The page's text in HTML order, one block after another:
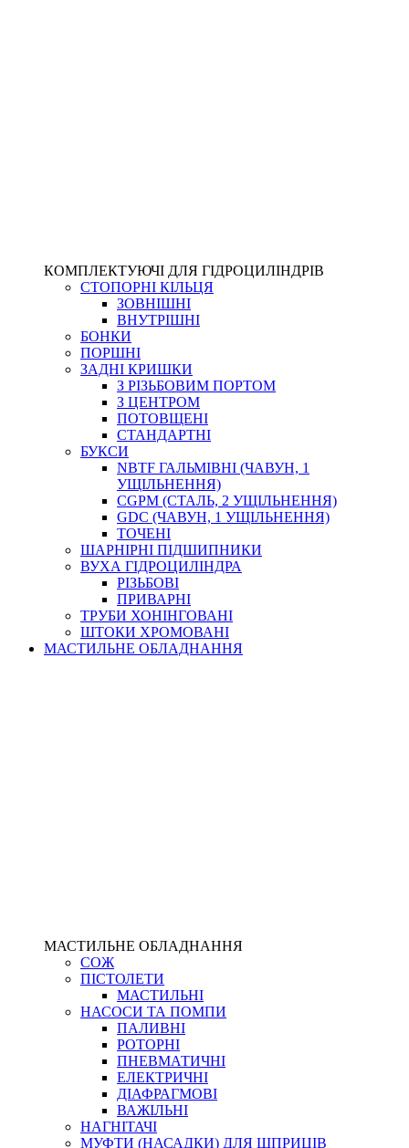
КОМПЛЕКТУЮЧІ ДЛЯ ГІДРОЦИЛІНДРІВ
СТОПОРНІ КІЛЬЦЯ
ЗОВНІШНІ
ВНУТРІШНІ
БОНКИ
ПОРШНІ
ЗАДНІ КРИШКИ
З РІЗЬБОВИМ ПОРТОМ
З ЦЕНТРОМ
ПОТОВЩЕНІ
СТАНДАРТНІ
БУКСИ
NBTF ГАЛЬМІВНІ (ЧАВУН, 1
УЩІЛЬНЕННЯ)
CGPM (СТАЛЬ, 2 УЩІЛЬНЕННЯ)
GDC (ЧАВУН, 1 УЩІЛЬНЕННЯ)
ТОЧЕНІ
ШАРНІРНІ ПІДШИПНИКИ
ВУХА ГІДРОЦИЛІНДРА
РІЗЬБОВІ
ПРИВАРНІ
ТРУБИ ХОНІНГОВАНІ
ШТОКИ ХРОМОВАНІ
МАСТИЛЬНЕ ОБЛАДНАННЯ
МАСТИЛЬНЕ ОБЛАДНАННЯ
СОЖ
ПІСТОЛЕТИ
МАСТИЛЬНІ
НАСОСИ ТА ПОМПИ
ПАЛИВНІ
РОТОРНІ
ПНЕВМАТИЧНІ
ЕЛЕКТРИЧНІ
ДІАФРАГМОВІ
ВАЖІЛЬНІ
НАГНІТАЧІ
МУФТИ (НАСАДКИ) ДЛЯ ШПРИЦІВ